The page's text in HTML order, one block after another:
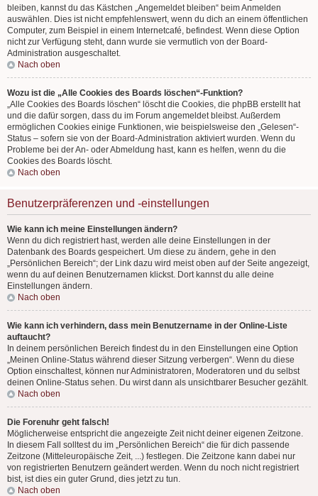
bleiben, kannst du das Kästchen „Angemeldet bleiben“ beim Anmelden
auswählen. Dies ist nicht empfehlenswert, wenn du dich an einem öffentlichen
Computer, zum Beispiel in einem Internetcafé, befindest. Wenn diese Option
nicht zur Verfügung steht, dann wurde sie vermutlich von der Board-
Administration ausgeschaltet.
Nach oben
Wozu ist die „Alle Cookies des Boards löschen“-Funktion?
„Alle Cookies des Boards löschen“ löscht die Cookies, die phpBB erstellt hat
und die dafür sorgen, dass du im Forum angemeldet bleibst. Außerdem
ermöglichen Cookies einige Funktionen, wie beispielsweise den „Gelesen“-
Status – sofern sie von der Board-Administration aktiviert wurden. Wenn du
Probleme bei der An- oder Abmeldung hast, kann es helfen, wenn du die
Cookies des Boards löscht.
Nach oben
Benutzerpräferenzen und -einstellungen
Wie kann ich meine Einstellungen ändern?
Wenn du dich registriert hast, werden alle deine Einstellungen in der
Datenbank des Boards gespeichert. Um diese zu ändern, gehe in den
„Persönlichen Bereich“; der Link dazu wird meist oben auf der Seite angezeigt,
wenn du auf deinen Benutzernamen klickst. Dort kannst du alle deine
Einstellungen ändern.
Nach oben
Wie kann ich verhindern, dass mein Benutzername in der Online-Liste
auftaucht?
In deinem persönlichen Bereich findest du in den Einstellungen eine Option
„Meinen Online-Status während dieser Sitzung verbergen“. Wenn du diese
Option einschaltest, können nur Administratoren, Moderatoren und du selbst
deinen Online-Status sehen. Du wirst dann als unsichtbarer Besucher gezählt.
Nach oben
Die Forenuhr geht falsch!
Möglicherweise entspricht die angezeigte Zeit nicht deiner eigenen Zeitzone.
In diesem Fall solltest du im „Persönlichen Bereich“ die für dich passende
Zeitzone (Mitteleuropäische Zeit, ...) festlegen. Die Zeitzone kann dabei nur
von registrierten Benutzern geändert werden. Wenn du noch nicht registriert
bist, ist dies ein guter Grund, dies jetzt zu tun.
Nach oben